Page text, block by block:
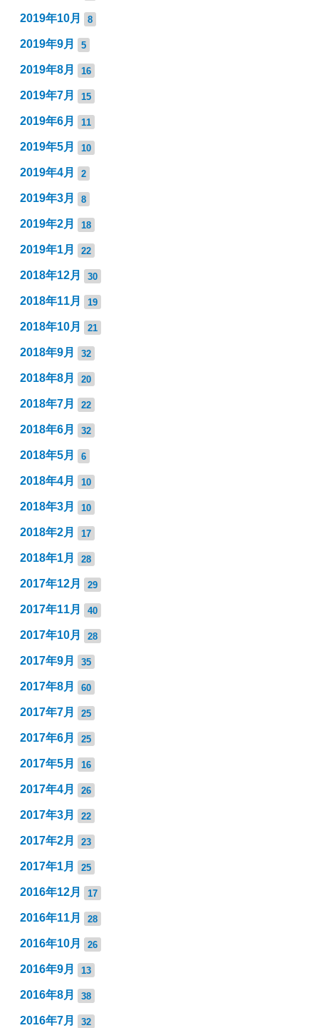
2019年10月 8
2019年9月 5
2019年8月 16
2019年7月 15
2019年6月 11
2019年5月 10
2019年4月 2
2019年3月 8
2019年2月 18
2019年1月 22
2018年12月 30
2018年11月 19
2018年10月 21
2018年9月 32
2018年8月 20
2018年7月 22
2018年6月 32
2018年5月 6
2018年4月 10
2018年3月 10
2018年2月 17
2018年1月 28
2017年12月 29
2017年11月 40
2017年10月 28
2017年9月 35
2017年8月 60
2017年7月 25
2017年6月 25
2017年5月 16
2017年4月 26
2017年3月 22
2017年2月 23
2017年1月 25
2016年12月 17
2016年11月 28
2016年10月 26
2016年9月 13
2016年8月 38
2016年7月 32